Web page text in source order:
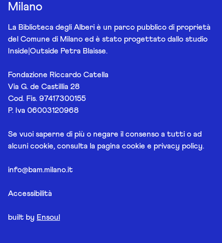
Milano
La Biblioteca degli Alberi è un parco pubblico di proprietà
del Comune di Milano ed è stato progettato dallo studio
Inside|Outside Petra Blaisse.
Fondazione Riccardo Catella
Via G. de Castillia 28
Cod. Fis. 97417300155
P. Iva 06003120968
Se vuoi saperne di più o negare il consenso a tutti o ad
alcuni cookie, consulta la pagina cookie e privacy policy.
info@bam.milano.it
Accessibilità
built by Ensoul